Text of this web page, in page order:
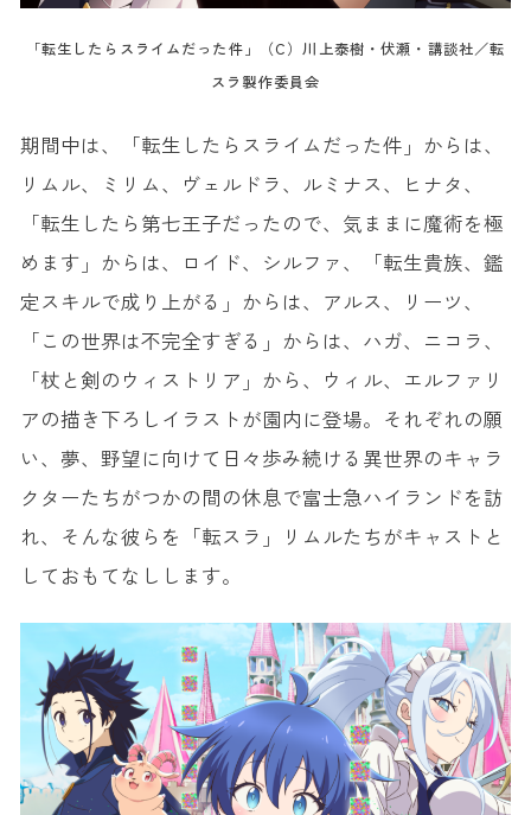
「転生したらスライムだった件」（C）川上泰樹・伏瀬・講談社／転
スラ製作委員会
期間中は、「転生したらスライムだった件」からは、
リムル、ミリム、ヴェルドラ、ルミナス、ヒナタ、
「転生したら第七王子だったので、気ままに魔術を極
めます」からは、ロイド、シルファ、「転生貴族、鑑
定スキルで成り上がる」からは、アルス、リーツ、
「この世界は不完全すぎる」からは、ハガ、ニコラ、
「杖と剣のウィストリア」から、ウィル、エルファリ
アの描き下ろしイラストが園内に登場。それぞれの願
い、夢、野望に向けて日々歩み続ける異世界のキャラ
クターたちがつかの間の休息で富士急ハイランドを訪
れ、そんな彼らを「転スラ」リムルたちがキャストと
しておもてなしします。